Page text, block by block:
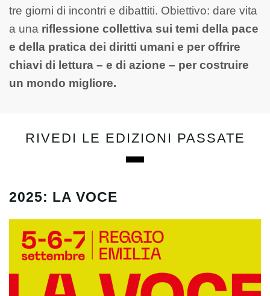
tre giorni di incontri e dibattiti. Obiettivo: dare vita
a una riflessione collettiva sui temi della pace
e della pratica dei diritti umani e per offrire
chiavi di lettura – e di azione – per costruire
un mondo migliore.
RIVEDI LE EDIZIONI PASSATE
2025: LA VOCE